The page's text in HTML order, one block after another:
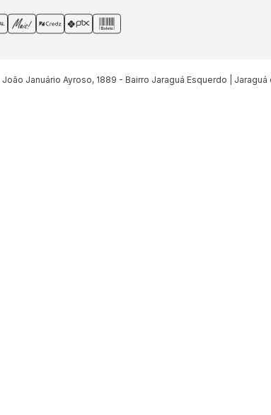
Januário Ayroso, 1889 - Bairro Jaraguá Esquerdo |